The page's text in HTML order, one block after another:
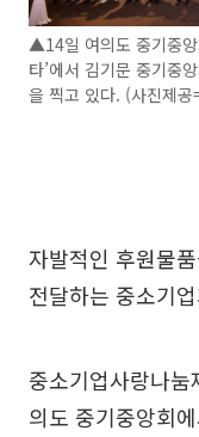
▲14일 여의도 중기중
타’에서 김기문 중기중
을 찍고 있다. (사진제공
자발적인 후원물
전달하는 중소기
중소기업사랑나
의도 중기중앙회